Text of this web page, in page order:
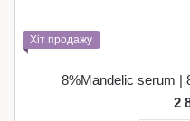
Хіт продажу
8%Mandelic serum |
2